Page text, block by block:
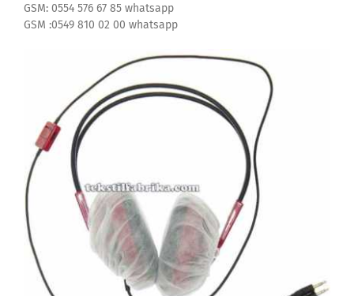
GSM: 0554 576 67 85 whatsapp
GSM :0549 810 02 00 whatsapp